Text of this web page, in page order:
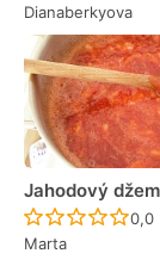
Dianaberkyova
Jahodový
0,0
Marta